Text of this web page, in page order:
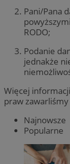
Pani/Pana
RODO;
Podanie
jednakże
Więcej
praw
Najnowsze
Popularne